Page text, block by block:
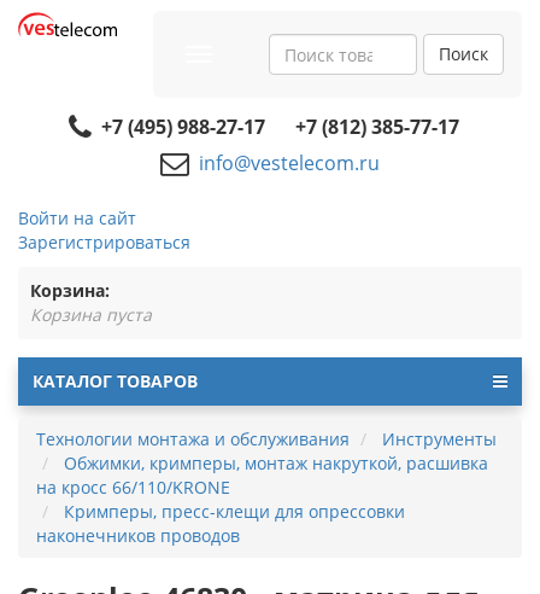
navigation
Поиск
+7 (495) 988-27-17
+7 (812) 385-77-17
info@vestelecom.ru
Войти на сайт
Зарегистрироваться
Корзина:
Корзина пуста
КАТАЛОГ ТОВАРОВ
Технологии монтажа и обслуживания
Инструменты
Обжимки, кримперы, монтаж накруткой, расшивка
на кросс 66/110/KRONE
Кримперы, пресс-клещи для опрессовки
наконечников проводов